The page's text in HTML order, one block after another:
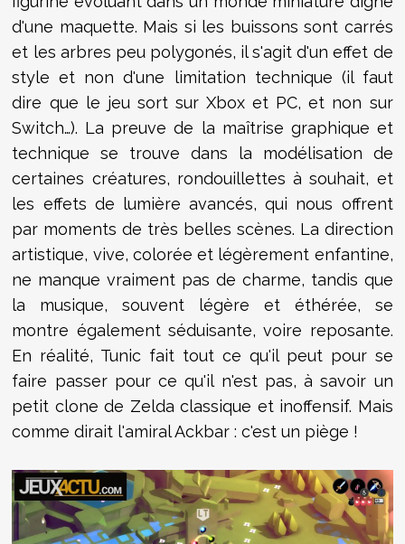
d'une maquette. Mais si les buissons sont carrés
et les arbres peu polygonés, il s'agit d'un effet de
style et non d'une limitation technique (il faut
dire que le jeu sort sur Xbox et PC, et non sur
Switch…). La preuve de la maîtrise graphique et
technique se trouve dans la modélisation de
certaines créatures, rondouillettes à souhait, et
les effets de lumière avancés, qui nous offrent
par moments de très belles scènes. La direction
artistique, vive, colorée et légèrement enfantine,
ne manque vraiment pas de charme, tandis que
la musique, souvent légère et éthérée, se
montre également séduisante, voire reposante.
En réalité, Tunic fait tout ce qu'il peut pour se
faire passer pour ce qu'il n'est pas, à savoir un
petit clone de Zelda classique et inoffensif. Mais
comme dirait l'amiral Ackbar : c'est un piège !